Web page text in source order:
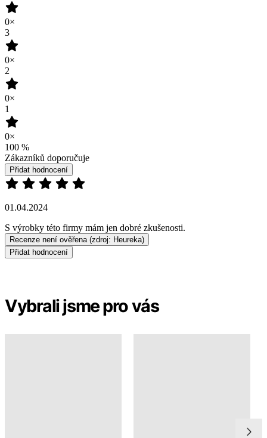
0×
3
0×
2
0×
1
0×
100 %
Zákazníků doporučuje
Přidat hodnocení
01.04.2024
S výrobky této firmy mám jen dobré zkušenosti.
Recenze není ověřena (zdroj: Heureka)
Přidat hodnocení
Vybrali jsme pro vás